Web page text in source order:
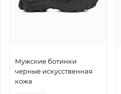
Мужские ботинки
черные искусственная
кожа